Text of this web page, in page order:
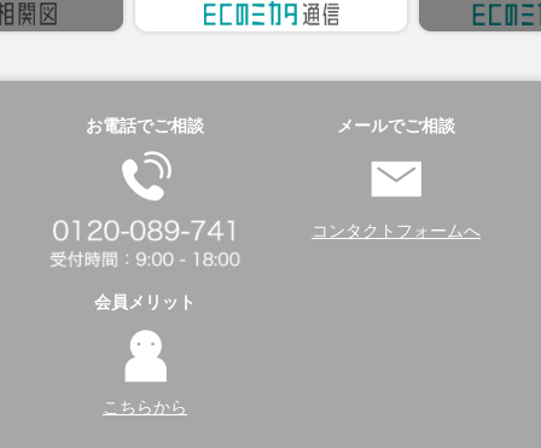
お電話でご相談 メールでご相談
コンタクトフォームへ
会員メリット
こちらから